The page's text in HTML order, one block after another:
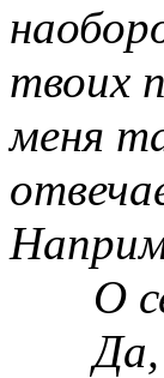
твоих
меня
О
Да,